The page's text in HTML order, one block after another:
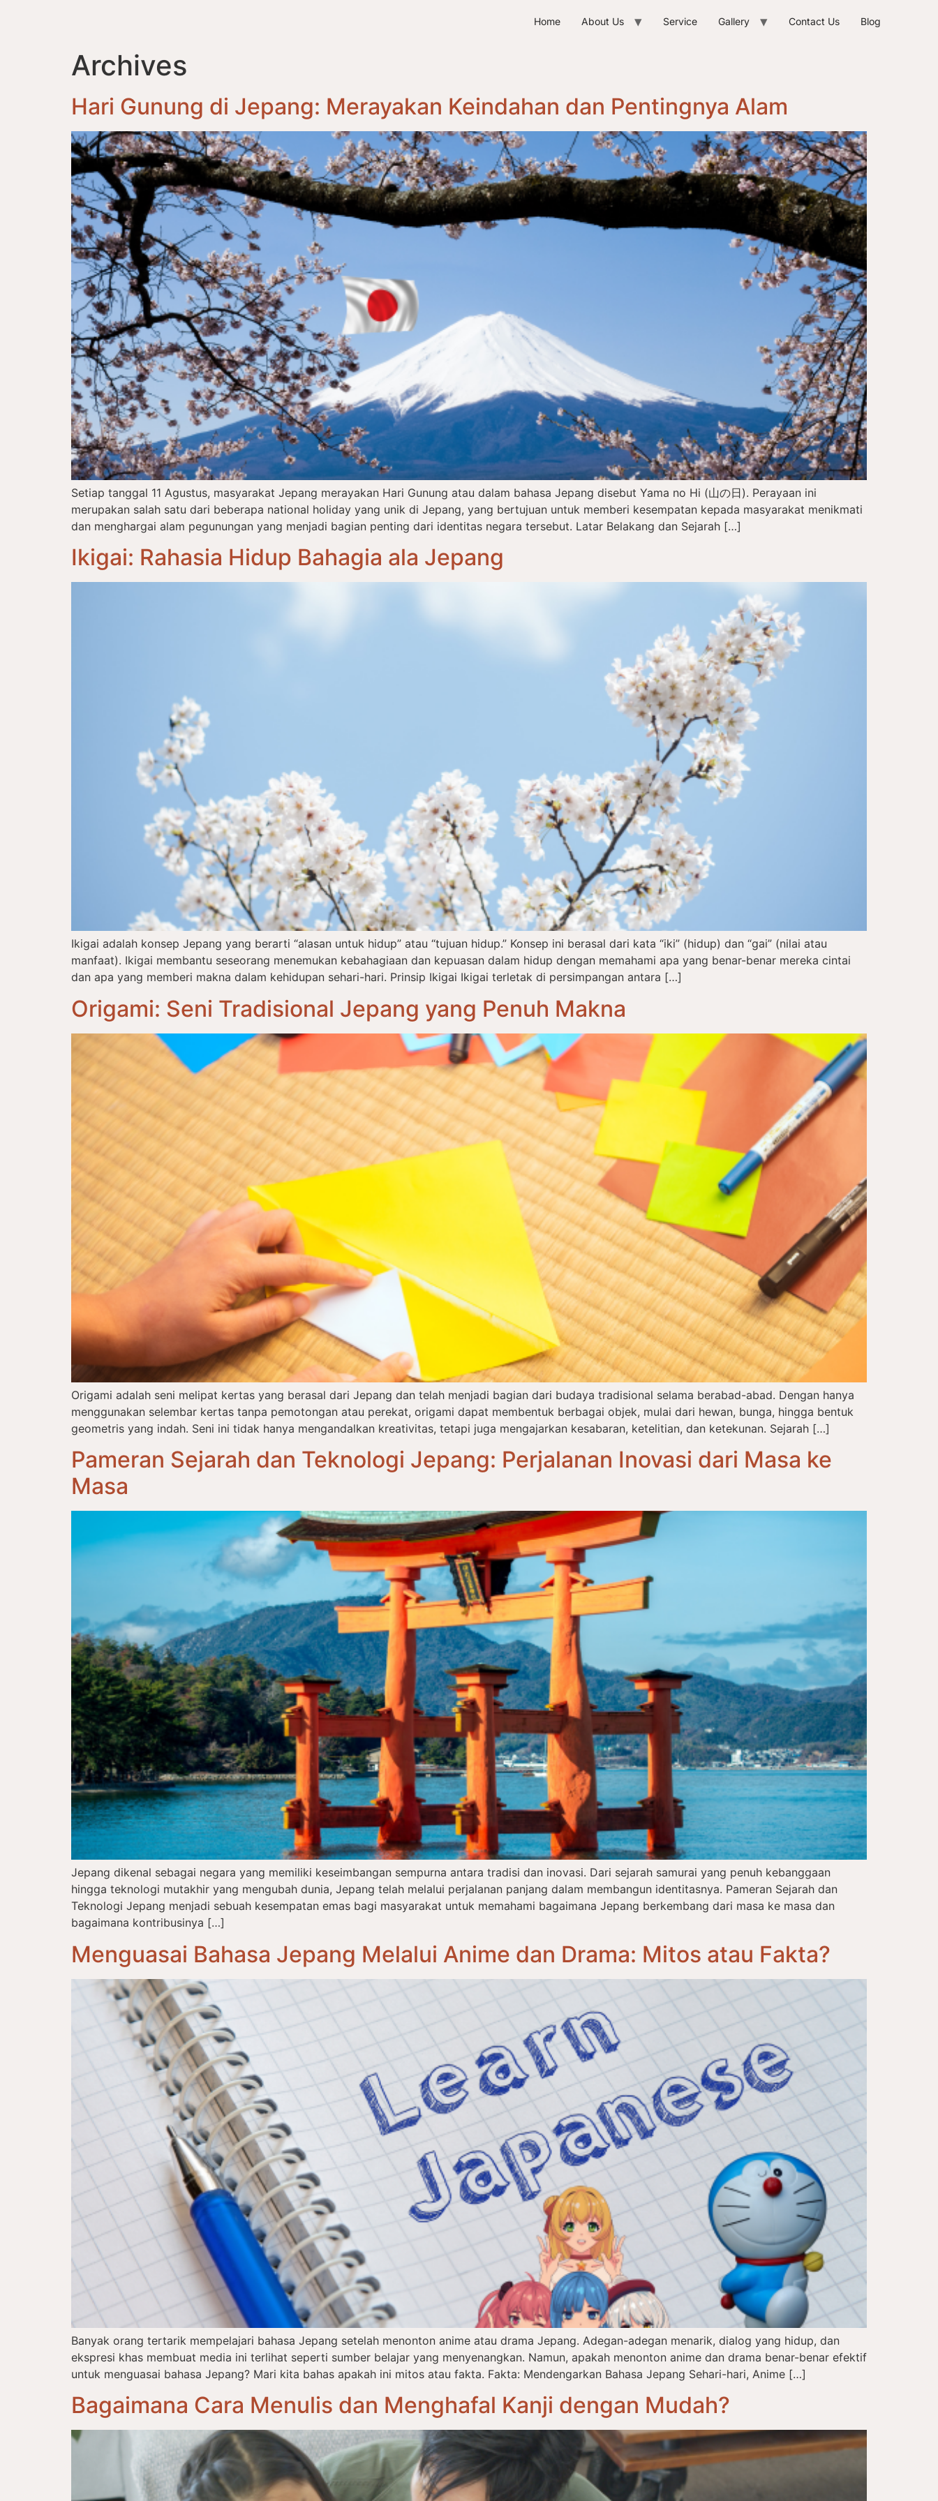
Home About Us Service Gallery Contact Us Blog
Archives
Hari Gunung di Jepang: Merayakan Keindahan dan Pentingnya Alam
Setiap tanggal 11 Agustus, masyarakat Jepang merayakan Hari Gunung atau dalam bahasa Jepang disebut Yama no Hi (山の日). Perayaan ini
merupakan salah satu dari beberapa national holiday yang unik di Jepang, yang bertujuan untuk memberi kesempatan kepada masyarakat menikmati
dan menghargai alam pegunungan yang menjadi bagian penting dari identitas negara tersebut. Latar Belakang dan Sejarah […]
Ikigai: Rahasia Hidup Bahagia ala Jepang
Ikigai adalah konsep Jepang yang berarti “alasan untuk hidup” atau “tujuan hidup.” Konsep ini berasal dari kata “iki” (hidup) dan “gai” (nilai atau
manfaat). Ikigai membantu seseorang menemukan kebahagiaan dan kepuasan dalam hidup dengan memahami apa yang benar-benar mereka cintai
dan apa yang memberi makna dalam kehidupan sehari-hari. Prinsip Ikigai Ikigai terletak di persimpangan antara […]
Origami: Seni Tradisional Jepang yang Penuh Makna
Origami adalah seni melipat kertas yang berasal dari Jepang dan telah menjadi bagian dari budaya tradisional selama berabad-abad. Dengan hanya
menggunakan selembar kertas tanpa pemotongan atau perekat, origami dapat membentuk berbagai objek, mulai dari hewan, bunga, hingga bentuk
geometris yang indah. Seni ini tidak hanya mengandalkan kreativitas, tetapi juga mengajarkan kesabaran, ketelitian, dan ketekunan. Sejarah […]
Pameran Sejarah dan Teknologi Jepang: Perjalanan Inovasi dari Masa ke
Masa
Jepang dikenal sebagai negara yang memiliki keseimbangan sempurna antara tradisi dan inovasi. Dari sejarah samurai yang penuh kebanggaan
hingga teknologi mutakhir yang mengubah dunia, Jepang telah melalui perjalanan panjang dalam membangun identitasnya. Pameran Sejarah dan
Teknologi Jepang menjadi sebuah kesempatan emas bagi masyarakat untuk memahami bagaimana Jepang berkembang dari masa ke masa dan
bagaimana kontribusinya […]
Menguasai Bahasa Jepang Melalui Anime dan Drama: Mitos atau Fakta?
Banyak orang tertarik mempelajari bahasa Jepang setelah menonton anime atau drama Jepang. Adegan-adegan menarik, dialog yang hidup, dan
ekspresi khas membuat media ini terlihat seperti sumber belajar yang menyenangkan. Namun, apakah menonton anime dan drama benar-benar efektif
untuk menguasai bahasa Jepang? Mari kita bahas apakah ini mitos atau fakta. Fakta: Mendengarkan Bahasa Jepang Sehari-hari, Anime […]
Bagaimana Cara Menulis dan Menghafal Kanji dengan Mudah?